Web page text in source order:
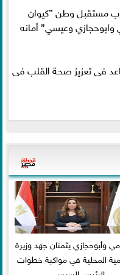
مستقبل وطن ”كيوان
وعيسي” أمانه
فى تعزيز صحة القلب فى
وأبوحجازي يثمنان جهد وزيرة
المحلية في مواكبة خطوات